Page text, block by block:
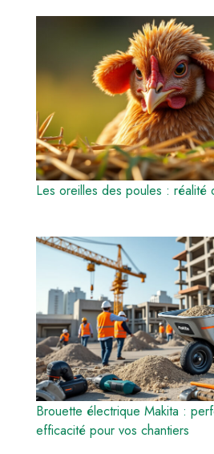
Les oreilles des poules : réalité
Brouette électrique Makita :
efficacité pour vos chantiers